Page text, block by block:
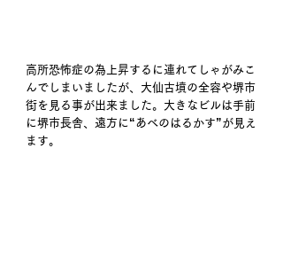
高所恐怖症の為上昇するに連れてしゃがみこ
んでしまいましたが、大仙古墳の全容や堺市
街を見る事が出来ました。大きなビルは手前
に堺市長舎、遠方に“あべのはるかす”が見え
ます。